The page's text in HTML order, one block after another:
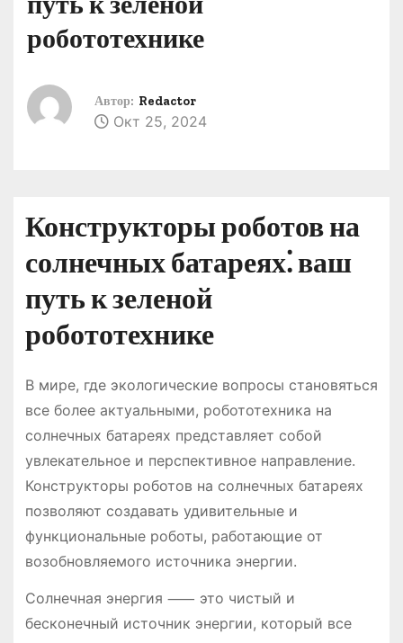
робототехнике
Автор: Redactor
Окт 25, 2024
Конструкторы роботов на
солнечных батареях⁚ ваш
путь к зеленой
робототехнике
В мире, где экологические вопросы становяться
все более актуальными, робототехника на
солнечных батареях представляет собой
увлекательное и перспективное направление.
Конструкторы роботов на солнечных батареях
позволяют создавать удивительные и
функциональные роботы, работающие от
возобновляемого источника энергии.
Солнечная энергия ⸺ это чистый и
бесконечный источник энергии, который все